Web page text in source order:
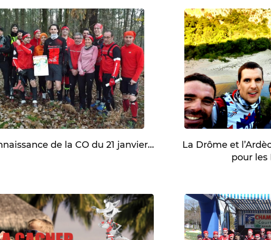
de la CO du 21 janvier…
La Drôme et
pour les